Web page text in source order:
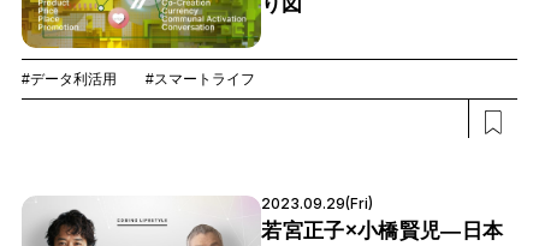
#データ利活用 #スマートライフ
2023.09.29(Fri)
若宮正子×小橋賢児―日本